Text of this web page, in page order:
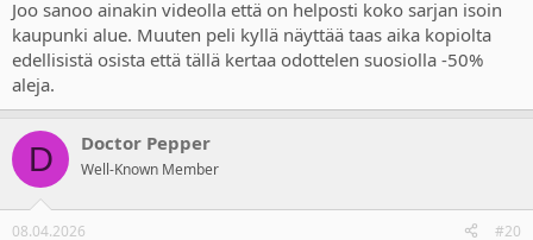
Joo sanoo ainakin videolla että on helposti koko sarjan isoin
kaupunki alue. Muuten peli kyllä näyttää taas aika kopiolta
edellisistä osista että tällä kertaa odottelen suosiolla -50%
aleja.
D Doctor Pepper
Well-Known Member
08.04.2026 #20